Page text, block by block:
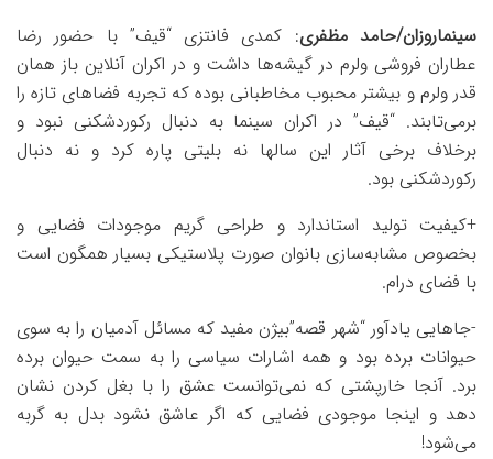
سینماروزان/حامد مظفری: کمدی فانتزی “قیف” با حضور رضا
عطاران فروشی ولرم در گیشه‌ها داشت و در اکران آنلاین باز همان
قدر ولرم و بیشتر محبوب مخاطبانی بوده که تجربه فضاهای تازه را
برمی‌تابند. “قیف” در اکران سینما به دنبال رکوردشکنی نبود و
برخلاف برخی آثار این سالها نه بلیتی پاره کرد و نه دنبال
رکوردشکنی بود.
+کیفیت تولید استاندارد و طراحی گریم موجودات فضایی و
بخصوص مشابه‌سازی بانوان صورت پلاستیکی بسیار همگون است
با فضای درام.
-جاهایی یادآور “شهر قصه”بیژن مفید که مسائل آدمیان را به سوی
حیوانات برده بود و همه اشارات سیاسی را به سمت حیوان برده
برد. آنجا خارپشتی که نمی‌توانست عشق را با بغل کردن نشان
دهد و اینجا موجودی فضایی که اگر عاشق نشود بدل به گربه
می‌شود!